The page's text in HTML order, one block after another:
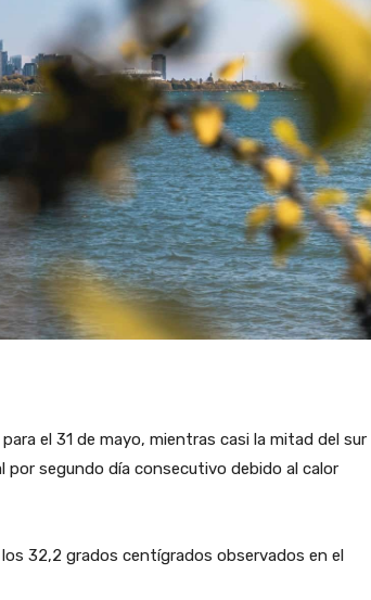
el 31 de mayo, mientras casi la mitad del sur
por segundo día consecutivo debido al calor
32,2 grados centígrados observados en el